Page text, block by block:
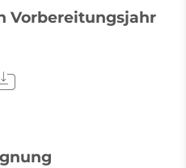
Vorbereitungsjahr